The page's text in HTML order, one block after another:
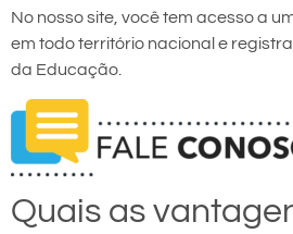
No nosso site, você tem acesso a
em todo território nacional e
da Educação.
Quais as